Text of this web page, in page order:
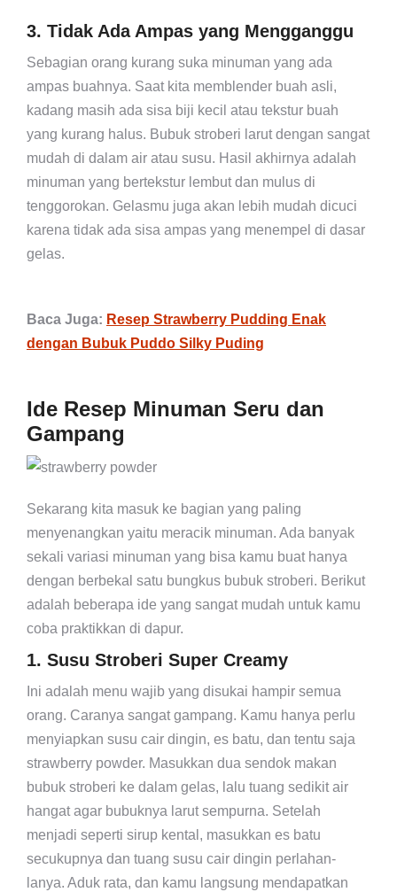
3. Tidak Ada Ampas yang Mengganggu
Sebagian orang kurang suka minuman yang ada
ampas buahnya. Saat kita memblender buah asli,
kadang masih ada sisa biji kecil atau tekstur buah
yang kurang halus. Bubuk stroberi larut dengan sangat
mudah di dalam air atau susu. Hasil akhirnya adalah
minuman yang bertekstur lembut dan mulus di
tenggorokan. Gelasmu juga akan lebih mudah dicuci
karena tidak ada sisa ampas yang menempel di dasar
gelas.
Baca Juga: Resep Strawberry Pudding Enak
dengan Bubuk Puddo Silky Puding
Ide Resep Minuman Seru dan
Gampang
Sekarang kita masuk ke bagian yang paling
menyenangkan yaitu meracik minuman. Ada banyak
sekali variasi minuman yang bisa kamu buat hanya
dengan berbekal satu bungkus bubuk stroberi. Berikut
adalah beberapa ide yang sangat mudah untuk kamu
coba praktikkan di dapur.
1. Susu Stroberi Super Creamy
Ini adalah menu wajib yang disukai hampir semua
orang. Caranya sangat gampang. Kamu hanya perlu
menyiapkan susu cair dingin, es batu, dan tentu saja
strawberry powder. Masukkan dua sendok makan
bubuk stroberi ke dalam gelas, lalu tuang sedikit air
hangat agar bubuknya larut sempurna. Setelah
menjadi seperti sirup kental, masukkan es batu
secukupnya dan tuang susu cair dingin perlahan-
lanya. Aduk rata, dan kamu langsung mendapatkan